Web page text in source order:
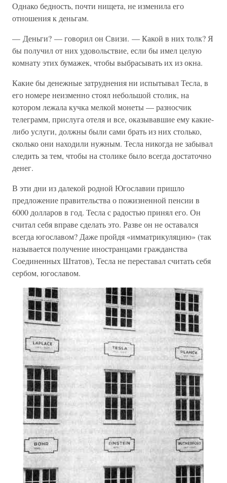
Однако бедность, почти нищета, не изменила его
отношения к деньгам.
— Деньги? — говорил он Свизи. — Какой в них толк? Я
бы получил от них удовольствие, если бы имел целую
комнату этих бумажек, чтобы выбрасывать их из окна.
Какие бы денежные затруднения ни испытывал Тесла, в
его номере неизменно стоял небольшой столик, на
котором лежала кучка мелкой монеты — разносчик
телеграмм, прислуга отеля и все, оказывавшие ему какие-
либо услуги, должны были сами брать из них столько,
сколько они находили нужным. Тесла никогда не забывал
следить за тем, чтобы на столике было всегда достаточно
денег.
В эти дни из далекой родной Югославии пришло
предложение правительства о пожизненной пенсии в
6000 долларов в год. Тесла с радостью принял его. Он
считал себя вправе сделать это. Разве он не оставался
всегда югославом? Даже пройдя «имматрикуляцию» (так
называется получение иностранцами гражданства
Соединенных Штатов), Тесла не переставал считать себя
сербом, югославом.